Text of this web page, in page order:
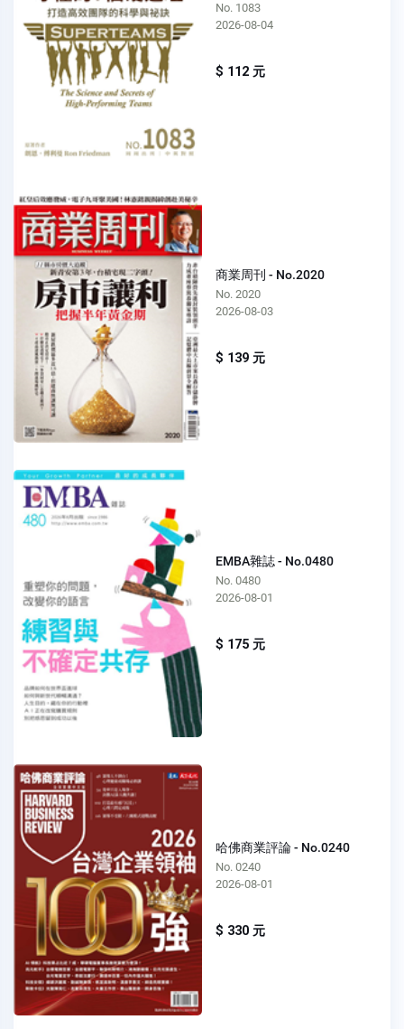
No. 1083
2026-08-04
$ 112 元
商業周刊 - No.2020
No. 2020
2026-08-03
$ 139 元
EMBA雜誌 - No.0480
No. 0480
2026-08-01
$ 175 元
哈佛商業評論 - No.0240
No. 0240
2026-08-01
$ 330 元